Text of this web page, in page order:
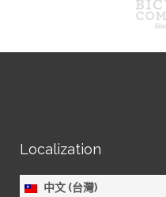
Localization
中文 (台灣)